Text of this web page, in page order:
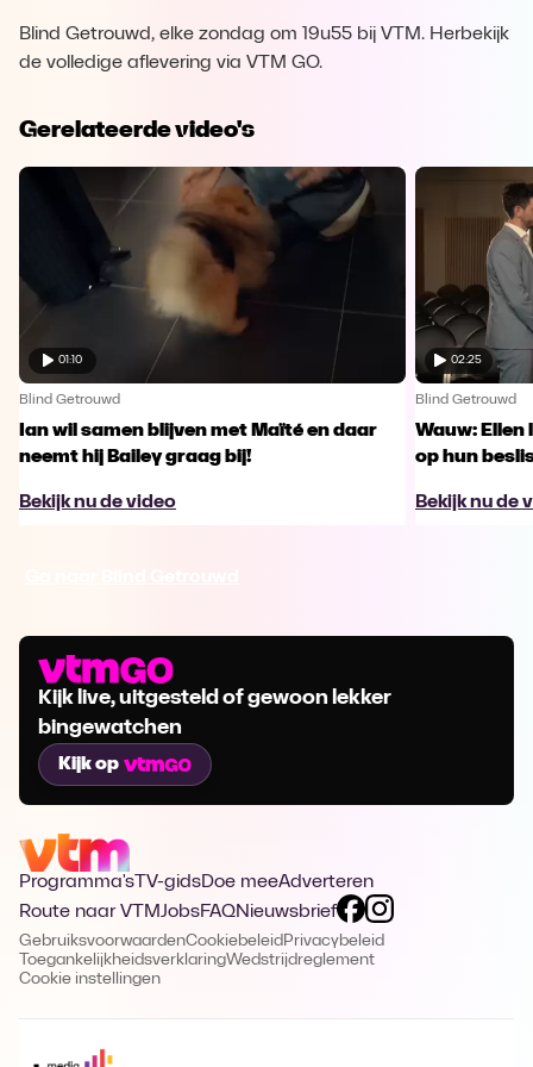
Blind Getrouwd, elke zondag om 19u55 bij VTM. Herbekijk
de volledige aflevering via VTM GO.
Gerelateerde video's
01:10
Blind Getrouwd
Ian wil samen blijven met Maïté en daar
neemt hij Bailey graag bij!
Bekijk nu de video
02:25
Blind Getrouwd
Wauw:
op hun
Bekijk nu de
Kijk live, uitgesteld of gewoon lekker
bingewatchen
Kijk op
Programma's TV-gidsDoe meeAdverteren
Route naar VTMJobsFAQNieuwsbrief
GebruiksvoorwaardenCookiebeleid Privacybeleid
ToegankelijkheidsverklaringWedstrijdreglement
Cookie instellingen